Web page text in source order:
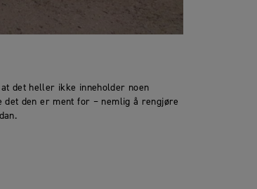
det heller ikke inneholder noen
den er ment for – nemlig å rengjøre